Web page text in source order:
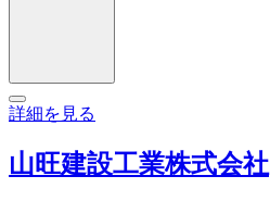
詳細を見る
山旺建設工業株式会社